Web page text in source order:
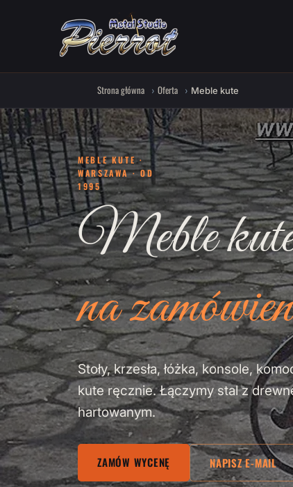
Strona główna Oferta Meble kute
MEBLE KUTE ·
WARSZAWA · OD
1995
Meble
na
Stoły, krzesła, łóżka, konsole,
kute ręcznie. Łączymy stal z
hartowanym.
ZAMÓW WYCENĘ NAPISZ E-MAIL